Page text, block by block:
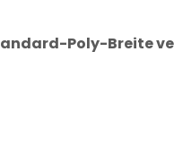
Poly-Breite